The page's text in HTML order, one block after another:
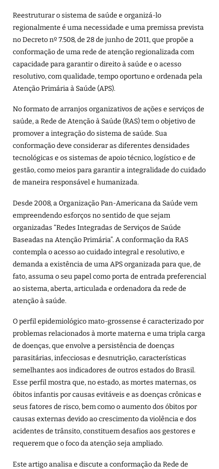
Reestruturar o sistema de saúde e organizá-lo
regionalmente é uma necessidade e uma premissa prevista
no Decreto nº 7.508, de 28 de junho de 2011, que propõe a
conformação de uma rede de atenção regionalizada com
capacidade para garantir o direito à saúde e o acesso
resolutivo, com qualidade, tempo oportuno e ordenada pela
Atenção Primária à Saúde (APS).
No formato de arranjos organizativos de ações e serviços de
saúde, a Rede de Atenção à Saúde (RAS) tem o objetivo de
promover a integração do sistema de saúde. Sua
conformação deve considerar as diferentes densidades
tecnológicas e os sistemas de apoio técnico, logístico e de
gestão, como meios para garantir a integralidade do cuidado
de maneira responsável e humanizada.
Desde 2008, a Organização Pan-Americana da Saúde vem
empreendendo esforços no sentido de que sejam
organizadas “Redes Integradas de Serviços de Saúde
Baseadas na Atenção Primária”. A conformação da RAS
contempla o acesso ao cuidado integral e resolutivo, e
demanda a existência de uma APS organizada para que, de
fato, assuma o seu papel como porta de entrada preferencial
ao sistema, aberta, articulada e ordenadora da rede de
atenção à saúde.
O perfil epidemiológico mato-grossense é caracterizado por
problemas relacionados à morte materna e uma tripla carga
de doenças, que envolve a persistência de doenças
parasitárias, infecciosas e desnutrição, características
semelhantes aos indicadores de outros estados do Brasil.
Esse perfil mostra que, no estado, as mortes maternas, os
óbitos infantis por causas evitáveis e as doenças crônicas e
seus fatores de risco, bem como o aumento dos óbitos por
causas externas devido ao crescimento da violência e dos
acidentes de trânsito, constituem desafios aos gestores e
requerem que o foco da atenção seja ampliado.
Este artigo analisa e discute a conformação da Rede de